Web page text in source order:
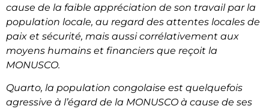
cause de la faible appréciation de son travail par la
population locale, au regard des attentes locales de
paix et sécurité, mais aussi corrélativement aux
moyens humains et financiers que reçoit la
MONUSCO.
Quarto, la population congolaise est quelquefois
agressive à l’égard de la MONUSCO à cause de ses